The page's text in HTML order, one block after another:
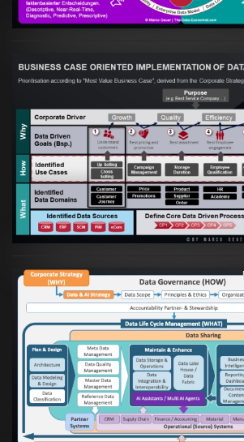
Artikel:
Business Case
Etablierung einer Data
VIEW
Artikel:Die moderne
Daten- und KI-orientierte
VIEW